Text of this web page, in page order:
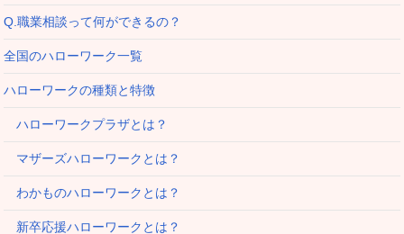
Q.職業相談って何ができるの？
全国のハローワーク一覧
ハローワークの種類と特徴
ハローワークプラザとは？
マザーズハローワークとは？
わかものハローワークとは？
新卒応援ハローワークとは？